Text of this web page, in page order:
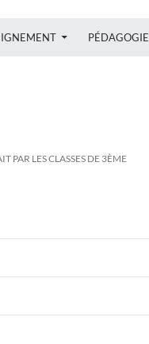
PÉDAGOGIE
PAR LES CLASSES DE 3ÈME